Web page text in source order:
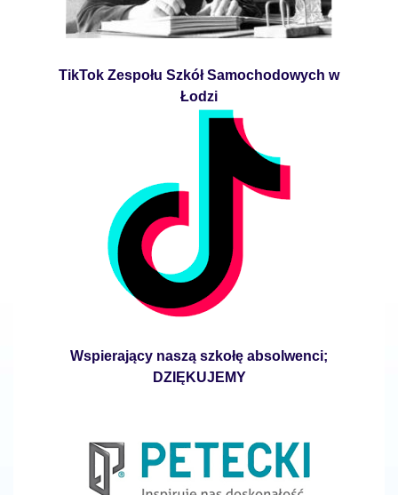
TikTok Zespołu Szkół Samochodowych w
Łodzi
Wspierający naszą szkołę absolwenci;
DZIĘKUJEMY